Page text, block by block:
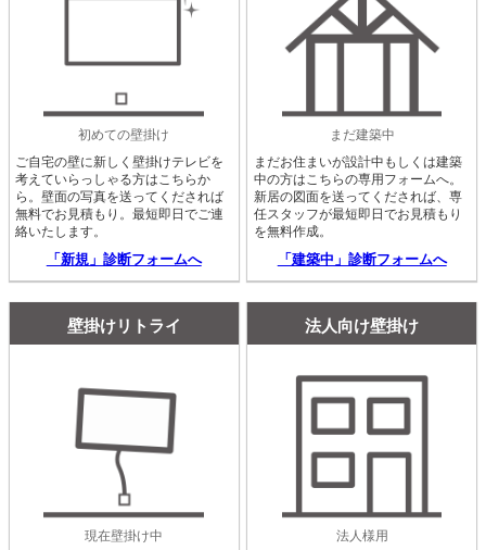
初めての壁掛け
ご自宅の壁に新しく壁掛けテレビを
考えていらっしゃる方はこちらか
ら。壁面の写真を送ってくだされば
無料でお見積もり。最短即日でご連
絡いたします。
「新規」診断フォームへ
まだ建築中
まだお住まいが設計中もしくは建築
中の方はこちらの専用フォームへ。
新居の図面を送ってくだされば、専
任スタッフが最短即日でお見積もり
を無料作成。
「建築中」診断フォームへ
壁掛けリトライ
現在壁掛け中
法人向け壁掛け
法人様用